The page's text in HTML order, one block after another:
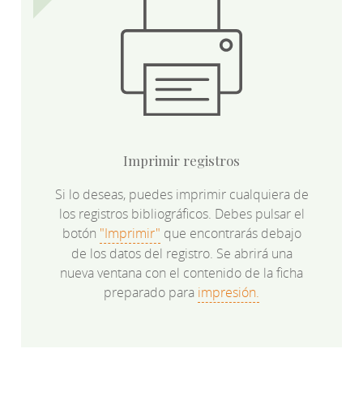
Imprimir registros
Si lo deseas, puedes imprimir cualquiera de
los registros bibliográficos. Debes pulsar el
botón "Imprimir" que encontrarás debajo
de los datos del registro. Se abrirá una
nueva ventana con el contenido de la ficha
preparado para impresión.